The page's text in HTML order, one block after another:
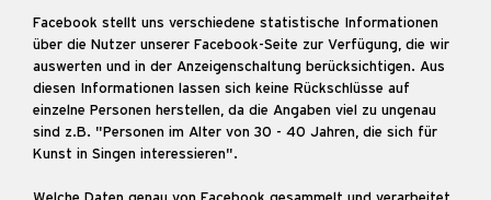
Facebook stellt uns verschiedene statistische Informationen
über die Nutzer unserer Facebook-Seite zur Verfügung, die wir
auswerten und in der Anzeigenschaltung berücksichtigen. Aus
diesen Informationen lassen sich keine Rückschlüsse auf
einzelne Personen herstellen, da die Angaben viel zu ungenau
sind z.B. "Personen im Alter von 30 - 40 Jahren, die sich für
Kunst in Singen interessieren".